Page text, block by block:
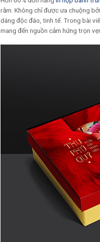
rằm. Không chỉ được ưa chuộng
dáng độc đáo, tinh tế. Trong bài
mang đến nguồn cảm hứng trọn